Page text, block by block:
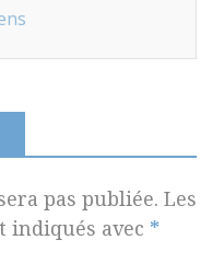
pas publiée. Les
indiqués avec *